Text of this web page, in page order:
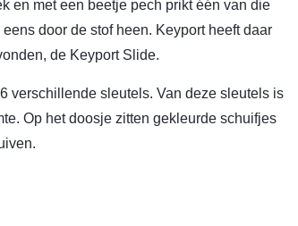
en met een beetje pech prikt één van die
door de stof heen. Keyport heeft daar
de Keyport Slide.
verschillende sleutels. Van deze sleutels is
Op het doosje zitten gekleurde schuifjes